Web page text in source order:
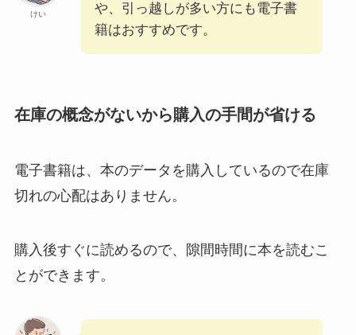
けい
や、引っ越しが多い方にも電子書
籍はおすすめです。
在庫の概念がないから購入の手間が省ける
電子書籍は、本のデータを購入しているので在庫
切れの心配はありません。
購入後すぐに読めるので、隙間時間に本を読むこ
とができます。